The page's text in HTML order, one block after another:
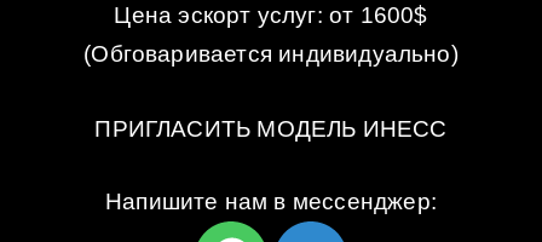
Цена эскорт услуг: от 1600$
(Обговаривается индивидуально)
ПРИГЛАСИТЬ МОДЕЛЬ ИНЕСС
Напишите нам в мессенджер: